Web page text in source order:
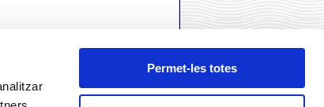
Permet-les totes